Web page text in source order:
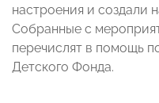
настроения и создали
Собранные с
перечислят в помощь
Детского Фонда.